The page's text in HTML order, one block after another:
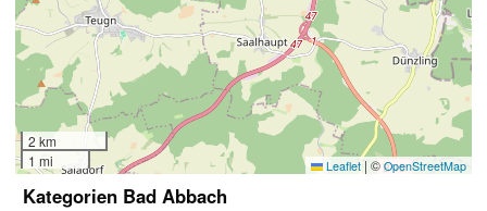
2 km
1 mi
Leaflet | © OpenStreetMap
Kategorien Bad Abbach